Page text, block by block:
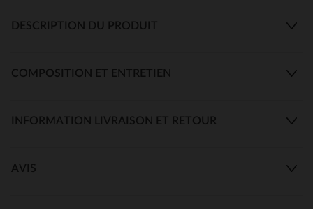
DESCRIPTION DU PRODUIT
COMPOSITION ET ENTRETIEN
INFORMATION LIVRAISON ET RETOUR
AVIS